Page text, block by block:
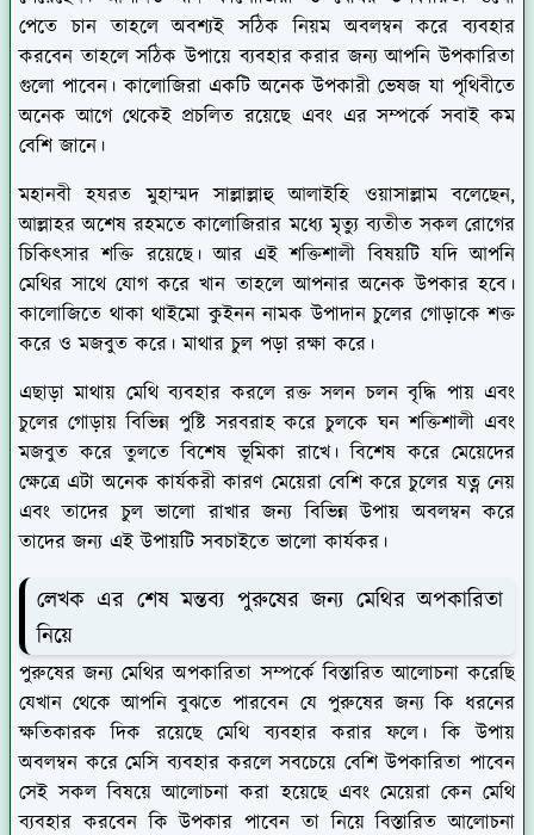
পেতে চান তাহলে অবশ্যই সঠিক নিয়ম অবলম্বন করে ব্যবহার
করবেন তাহলে সঠিক উপায়ে ব্যবহার করার জন্য আপনি উপকারিতা
গুলো পাবেন। কালোজিরা একটি অনেক উপকারী ভেষজ যা পৃথিবীতে
অনেক আগে থেকেই প্রচলিত রয়েছে এবং এর সম্পর্কে সবাই কম
বেশি জানে।
মহানবী হযরত মুহাম্মদ সাল্লাল্লাহু আলাইহি ওয়াসাল্লাম বলেছেন,
আল্লাহর অশেষ রহমতে কালোজিরার মধ্যে মৃত্যু ব্যতীত সকল রোগের
চিকিৎসার শক্তি রয়েছে। আর এই শক্তিশালী বিষয়টি যদি আপনি
মেথির সাথে যোগ করে খান তাহলে আপনার অনেক উপকার হবে।
কালোজিতে থাকা থাইমো কুইনন নামক উপাদান চুলের গোড়াকে শক্ত
করে ও মজবুত করে। মাথার চুল পড়া রক্ষা করে।
এছাড়া মাথায় মেথি ব্যবহার করলে রক্ত সলন চলন বৃদ্ধি পায় এবং
চুলের গোড়ায় বিভিন্ন পুষ্টি সরবরাহ করে চুলকে ঘন শক্তিশালী এবং
মজবুত করে তুলতে বিশেষ ভূমিকা রাখে। বিশেষ করে মেয়েদের
ক্ষেত্রে এটা অনেক কার্যকরী কারণ মেয়েরা বেশি করে চুলের যত্ন নেয়
এবং তাদের চুল ভালো রাখার জন্য বিভিন্ন উপায় অবলম্বন করে
তাদের জন্য এই উপায়টি সবচাইতে ভালো কার্যকর।
লেখক এর শেষ মন্তব্য পুরুষের জন্য মেথির অপকারিতা
নিয়ে
পুরুষের জন্য মেথির অপকারিতা সম্পর্কে বিস্তারিত আলোচনা করেছি
যেখান থেকে আপনি বুঝতে পারবেন যে পুরুষের জন্য কি ধরনের
ক্ষতিকারক দিক রয়েছে মেথি ব্যবহার করার ফলে। কি উপায়
অবলম্বন করে মেসি ব্যবহার করলে সবচেয়ে বেশি উপকারিতা পাবেন
সেই সকল বিষয়ে আলোচনা করা হয়েছে এবং মেয়েরা কেন মেথি
ব্যবহার করবেন কি উপকার পাবেন তা নিয়ে বিস্তারিত আলোচনা